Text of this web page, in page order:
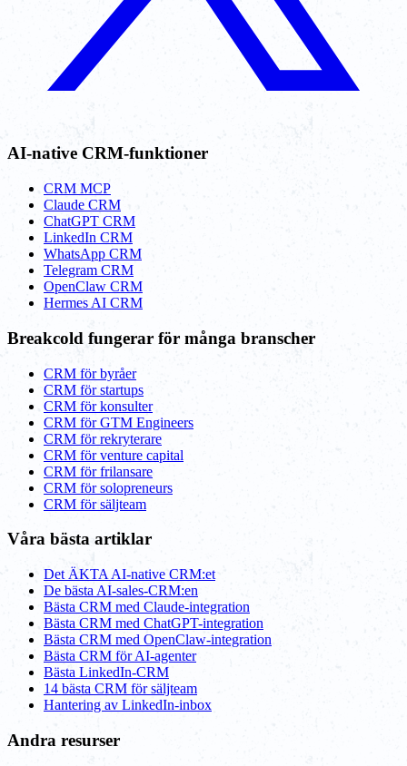
AI-native CRM-funktioner
CRM MCP
Claude CRM
ChatGPT CRM
LinkedIn CRM
WhatsApp CRM
Telegram CRM
OpenClaw CRM
Hermes AI CRM
Breakcold fungerar för många branscher
CRM för byråer
CRM för startups
CRM för konsulter
CRM för GTM Engineers
CRM för rekryterare
CRM för venture capital
CRM för frilansare
CRM för solopreneurs
CRM för säljteam
Våra bästa artiklar
Det ÄKTA AI-native CRM:et
De bästa AI-sales-CRM:en
Bästa CRM med Claude-integration
Bästa CRM med ChatGPT-integration
Bästa CRM med OpenClaw-integration
Bästa CRM för AI-agenter
Bästa LinkedIn-CRM
14 bästa CRM för säljteam
Hantering av LinkedIn-inbox
Andra resurser